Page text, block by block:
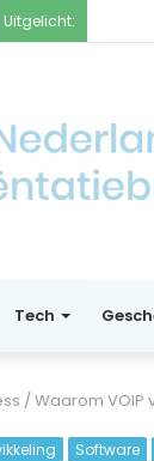
Uitgelicht:
Tech
/Waarom VOIP
Software